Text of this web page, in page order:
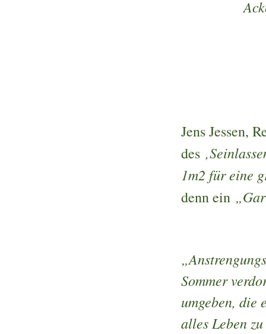
Jens Jessen,
des
1m2 für eine
denn ein
Sommer
umgeben, die
alles Leben